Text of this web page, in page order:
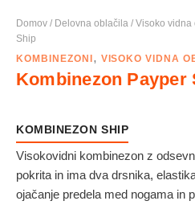
Domov / Delovna oblačila / Visoko vidna
Ship
KOMBINEZONI , VISOKO VIDNA
Kombinezon Payper
KOMBINEZON SHIP
Visokovidni kombinezon z
pokrita in ima dva drsnika,
ojačanje predela med nogama in